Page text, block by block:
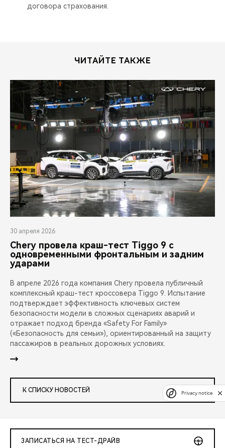
договора страхования.
ЧИТАЙТЕ ТАКЖЕ
30 апреля 2026
Chery провела краш-тест Tiggo 9 с
одновременными фронтальным и задним
ударами
В апреле 2026 года компания Chery провела публичный
комплексный краш-тест кроссовера Tiggo 9. Испытание
подтверждает эффективность ключевых систем
безопасности модели в сложных сценариях аварий и
отражает подход бренда «Safety For Family»
(«Безопасность для семьи»), ориентированный на защиту
пассажиров в реальных дорожных условиях.
К СПИСКУ НОВОСТЕЙ
ЗАПИСАТЬСЯ НА ТЕСТ-ДРАЙВ
Privacy notice